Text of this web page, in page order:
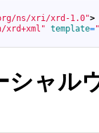
ns/xri/xrd-1.0">
xrd+xml" template=
シャル